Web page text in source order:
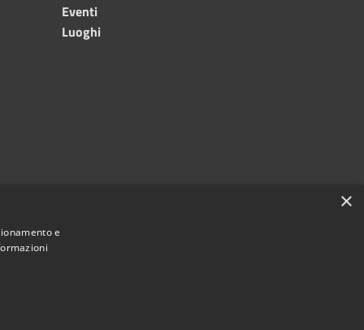
Eventi
Luoghi
×
e